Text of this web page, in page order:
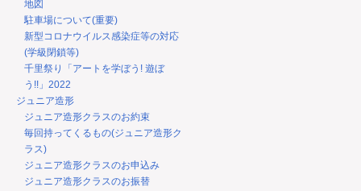
地図
駐車場について(重要)
新型コロナウイルス感染症等の対応
(学級閉鎖等)
千里祭り「アートを学ぼう! 遊ぼ
う!!」2022
ジュニア造形
ジュニア造形クラスのお約束
毎回持ってくるもの(ジュニア造形ク
ラス)
ジュニア造形クラスのお申込み
ジュニア造形クラスのお振替